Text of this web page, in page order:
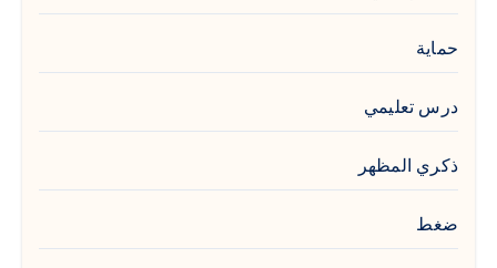
حماية
درس تعليمي
ذكري المظهر
ضغط